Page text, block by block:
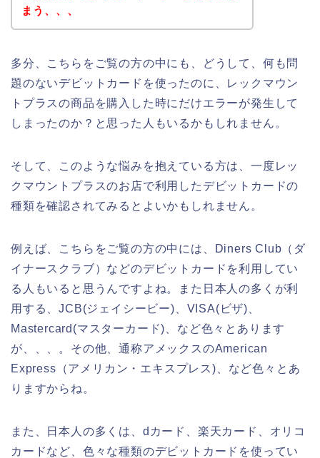
まう、、、
多分、こちらをご覧の方の中にも、どうして、何も問
題のないデビットカードを使ったのに、レックマウン
トプラスの商品を購入した時にだけエラーが発生して
しまったのか？と思った人もいるかもしれません。
そして、このような悩みを抱えている方は、一度レッ
クマウントプラスのお店で利用したデビットカードの
種類を確認されてみるとよいかもしれません。
例えば、こちらをご覧の方の中には、Diners Club（ダ
イナースクラブ）などのデビットカードを利用してい
る人もいると思うんですよね。また日本人の多くが利
用する、JCB(ジェイシービー)、VISA(ビザ)、
Mastercard(マスターカード)、など色々とあります
が、、、。その他、通称アメックスのAmerican
Express（アメリカン・エキスプレス)、など色々とあ
りますからね。
また、日本人の多くは、dカード、楽天カード、オリコ
カードなど、色々な種類のデビットカードを使ってい